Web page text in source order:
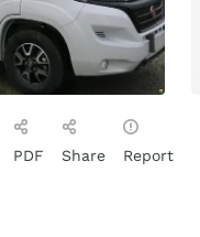
PDF Share Report